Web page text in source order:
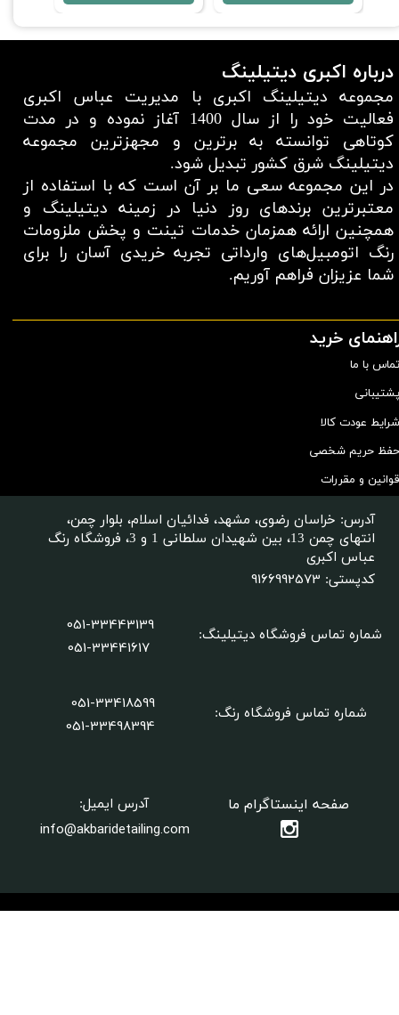
درباره اکبری دیتیلینگ
مجموعه دیتیلینگ اکبری با مدیریت عباس اکبری
فعالیت خود را از سال 1400 آغاز نموده و در مدت
کوتاهی توانسته به برترین و مجهزترین مجموعه
دیتیلینگ شرق کشور تبدیل شود.
در این مجموعه سعی ما بر آن است که با استفاده از
معتبر‌ترین برند‌های روز دنیا در زمینه دیتیلینگ و
همچنین ارائه همزمان خدمات تینت و پخش ملزومات
رنگ اتومبیل‌های وارداتی تجربه خریدی آسان را برای
شما عزیزان فراهم آوریم.​​​​​​​
خرید
تماس با ما
پشتیبانی
شرایط عودت کالا
حفظ حریم شخصی
قوانین و مقررات
شماره تماس فروشگاه دیتیلینگ:
آدرس ایمیل:
info@akbaridetailing.com
صفحه اینستاگرام ما
051-33443139
051-33441617
آدرس: خراسان رضوی، مشهد، فدائیان اسلام، بلوار چمن،
انتهای چمن 13، بین شهیدان سلطانی 1 و 3، فروشگاه رنگ
عباس اکبری
کدپستی: 9166992573
شماره تماس فروشگاه رنگ:
051-33418599
​​​​​​​051-33498394